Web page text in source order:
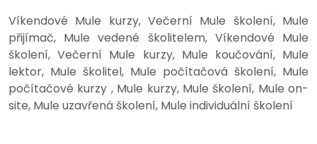
Víkendové Mule kurzy, Večerní Mule školení, Mule
přijímač, Mule vedené školitelem, Víkendové Mule
školení, Večerní Mule kurzy, Mule koučování, Mule
lektor, Mule školitel, Mule počítačová školení, Mule
počítačové kurzy , Mule kurzy, Mule školení, Mule on-
site, Mule uzavřená školení, Mule individuální školení